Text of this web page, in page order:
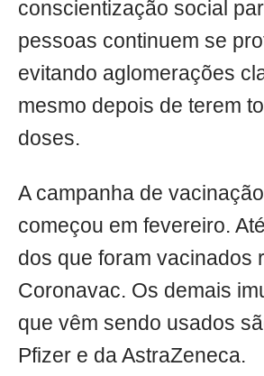
conscientização social
pessoas continuem se
evitando aglomerações
mesmo depois de terem
doses.
A campanha de
começou em fevereiro.
dos que foram vacinados
Coronavac. Os demais
que vêm sendo usados
Pfizer e da AstraZeneca.